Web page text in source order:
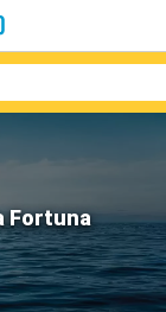
Fortuna